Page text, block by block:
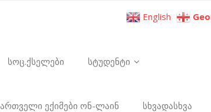
სოც.ქსელები სტუდენტი
ექიმები ონ-ლაინ სხვადასხვა
English